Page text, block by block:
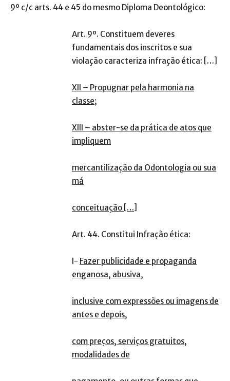
9º c/c arts. 44 e 45 do mesmo Diploma Deontológico:
Art. 9º. Constituem deveres
fundamentais dos inscritos e sua
violação caracteriza infração ética: […]
XII – Propugnar pela harmonia na
classe;
XIII – abster-se da prática de atos que
impliquem
mercantilização da Odontologia ou sua
má
conceituação […]
Art. 44. Constitui Infração ética:
I- Fazer publicidade e propaganda
enganosa, abusiva,
inclusive com expressões ou imagens de
antes e depois,
com preços, serviços gratuitos,
modalidades de